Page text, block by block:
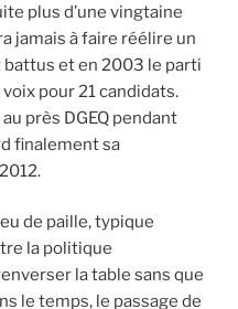
plus d’une vingtaine
jamais à faire réélire un
et en 2003 le parti
pour 21 candidats.
près DGEQ pendant
finalement sa
de paille, typique
la politique
la table sans que
le temps, le passage de